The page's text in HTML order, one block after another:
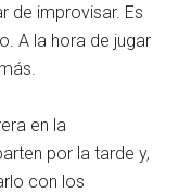
de improvisar. Es
A la hora de jugar
en la
por la tarde y,
con los